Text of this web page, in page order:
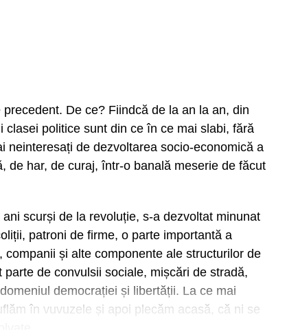
De ce? Fiindcă de la an la an, din
politice sunt din ce în ce mai slabi, fără
neinteresați de dezvoltarea socio-economică a
de har, de curaj, într-o banală meserie de făcut
scurși de la revoluție, s-a dezvoltat minunat
patroni de firme, o parte importantă a
și alte componente ale structurilor de
de convulsii sociale, mișcări de stradă,
democrației și libertății. La ce mai
în vuvuzele și apoi plecăm acasă, că ni se